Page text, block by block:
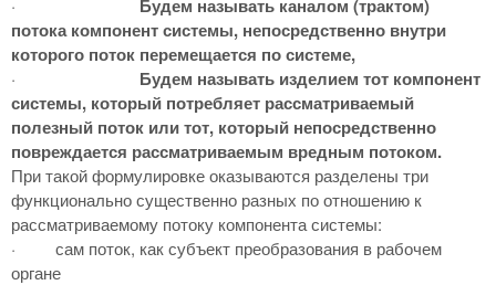
·
Будем называть каналом (трактом)
потока компонент системы, непосредственно внутри
которого поток перемещается по системе,
·
Будем называть изделием тот компонент
системы, который потребляет рассматриваемый
полезный поток или тот, который непосредственно
повреждается рассматриваемым вредным потоком.
При такой формулировке оказываются разделены три
функционально существенно разных по отношению к
рассматриваемому потоку компонента системы:
·
сам поток, как субъект преобразования в рабочем
органе